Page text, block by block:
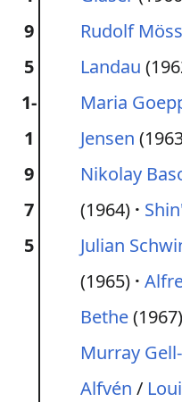
9
5
1-
1
9
7
5
Rudolf
Landau
Maria
Jensen
Nikolay
(1964)
Julian
(1965)
Bethe(1967)
Murray
Alfvén /